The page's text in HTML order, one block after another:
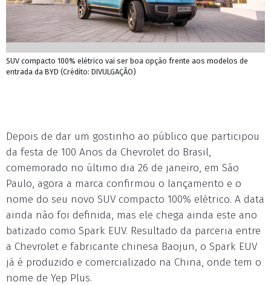
SUV compacto 100% elétrico vai ser boa opção frente aos modelos de
entrada da BYD (Crédito: DIVULGAÇÃO)
Depois de dar um gostinho ao público que participou
da festa de 100 Anos da Chevrolet do Brasil,
comemorado no último dia 26 de janeiro, em São
Paulo, agora a marca confirmou o lançamento e o
nome do seu novo SUV compacto 100% elétrico. A data
ainda não foi definida, mas ele chega ainda este ano
batizado como Spark EUV. Resultado da parceria entre
a Chevrolet e fabricante chinesa Baojun, o Spark EUV
já é produzido e comercializado na China, onde tem o
nome de Yep Plus.